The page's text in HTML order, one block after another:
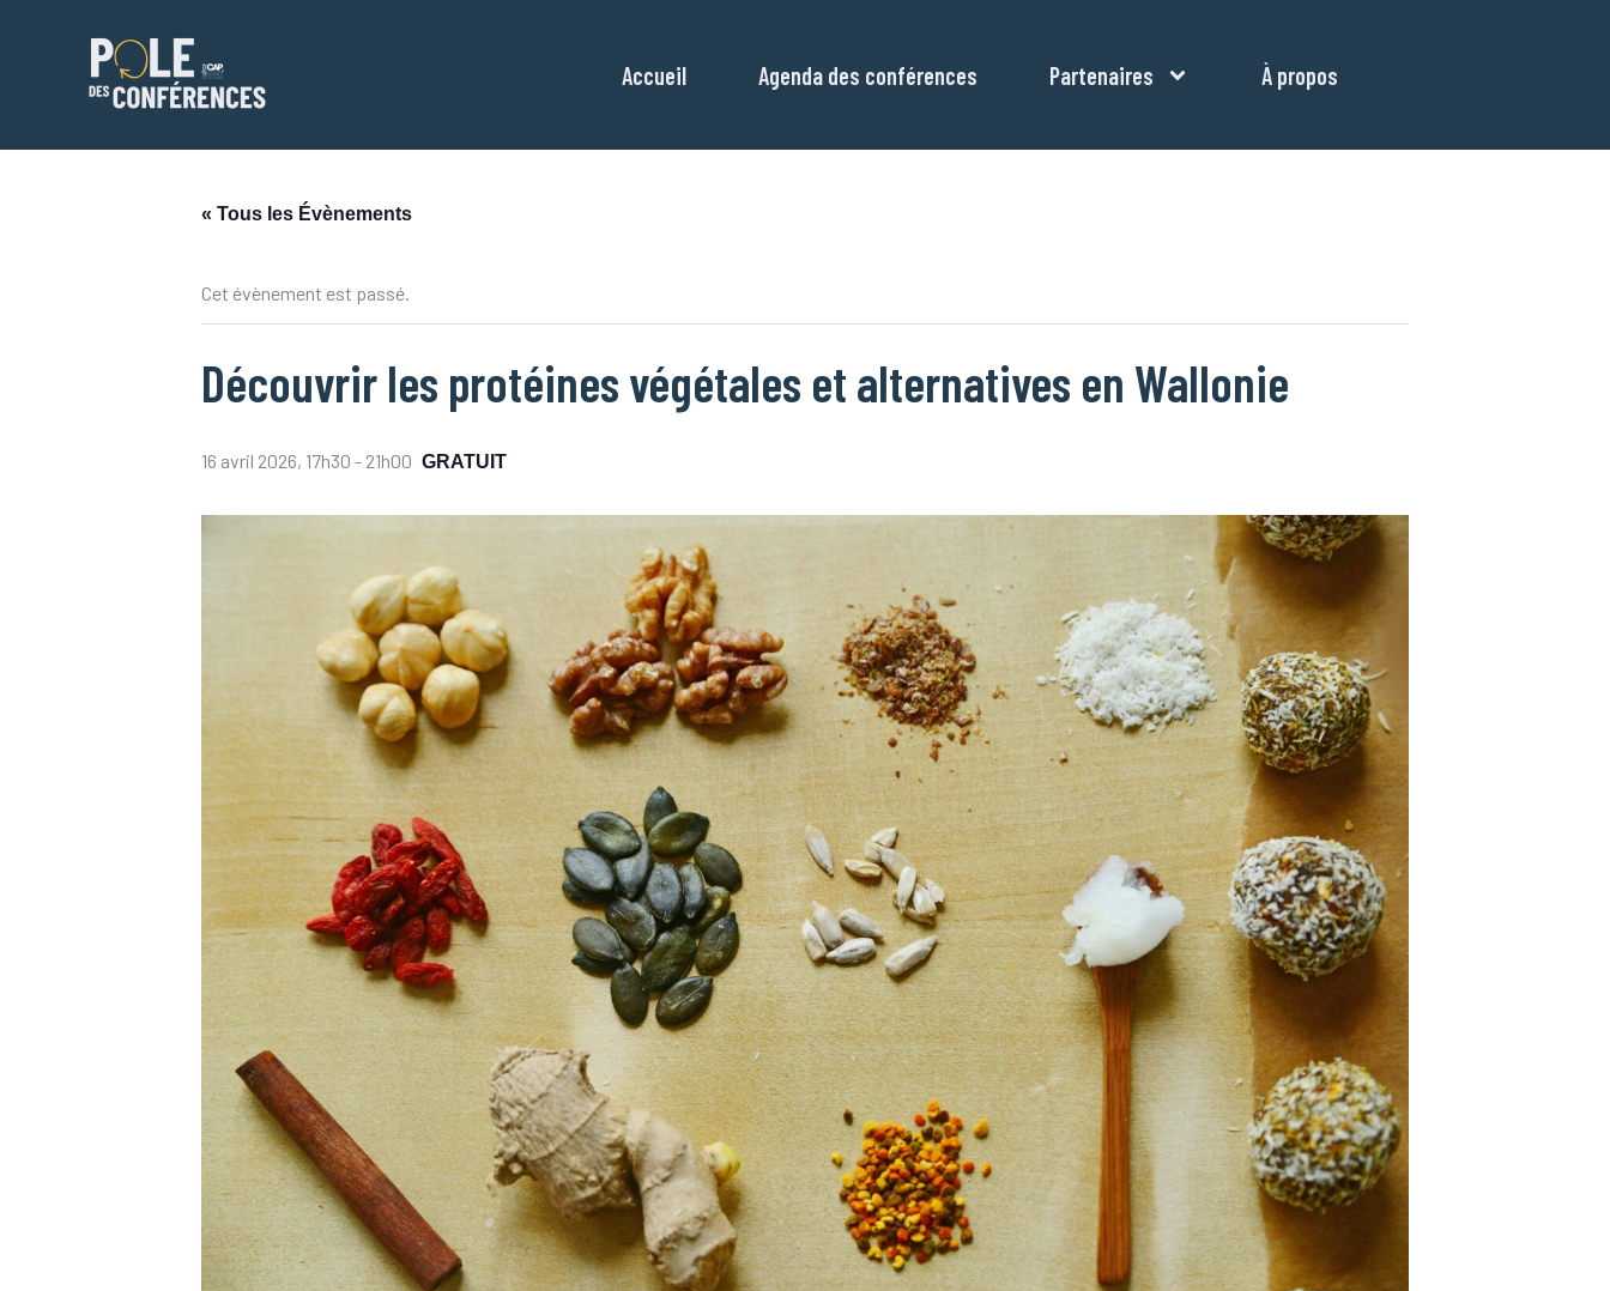
Accueil Agenda des conférences Partenaires À propos
« Tous les Évènements
Cet évènement est passé.
Découvrir les protéines végétales et alternatives en Wallonie
16 avril 2026, 17h30 - 21h00 GRATUIT